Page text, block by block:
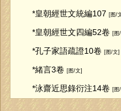
*皇朝經世文統編107 [图/
*皇朝經世文四編52卷 [图
*孔子家語疏證10卷 [图/文]
*緒言3卷 [图/文]
*泳齋近思錄衍注14卷 [图